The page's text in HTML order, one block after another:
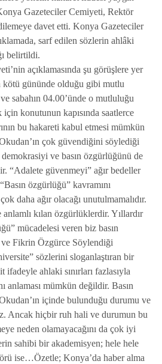
Gazeteciler Cemiyeti, Rektör
davet etti. Konya Gazeteciler
sarf edilen sözlerin ahlâki
belirtildi.
açıklamasında şu görüşlere yer
kötü gününde olduğu gibi mutlu
sabahın 04.00’ünde o mutluluğu
konutunun kapısında saatlerce
bu hakareti kabul etmesi mümkün
çok güvendiğini söylediği
ve basın özgürlüğünü de
“Adalete güvenmeyi” ağır bedeller
özgürlüğü” kavramını
daha ağır olacağı unutulmamalıdır.
kılan özgürlüklerdir. Yıllardır
mücadelesi veren biz basın
ve Fikrin Özgürce Söylendiği
sözlerini sloganlaştıran bir
ifadeyle ahlaki sınırları fazlasıyla
anlaması mümkün değildir. Basın
içinde bulunduğu durumu ve
Ancak hiçbir ruh hali ve durumun bu
neden olamayacağını da çok iyi
sahibi bir akademisyen; hele hele
ise…Özetle; Konya’da haber alma